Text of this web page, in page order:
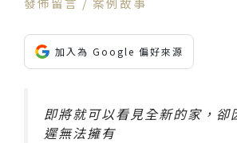
加入為 Google 偏好來源
即將就可以看見全新的家，卻
遲無法擁有